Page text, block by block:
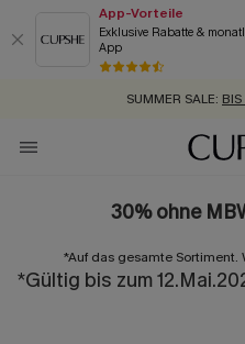
App-Vorteile
Exklusive Rabatte &
App
GRATIS MASSBAND MIT
SUMMER SALE:
ZUM NEWSLETTER:BIS ZU
KOSTENLOSER
30% ohne
*Auf das gesamte Sortiment.
*Gültig bis zum